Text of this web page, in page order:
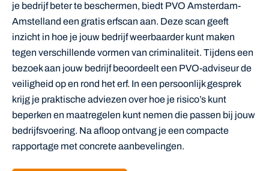
je bedrijf beter te beschermen, biedt PVO Amsterdam-
Amstelland een gratis erfscan aan. Deze scan geeft
inzicht in hoe je jouw bedrijf weerbaarder kunt maken
tegen verschillende vormen van criminaliteit. Tijdens een
bezoek aan jouw bedrijf beoordeelt een PVO-adviseur de
veiligheid op en rond het erf. In een persoonlijk gesprek
krijg je praktische adviezen over hoe je risico’s kunt
beperken en maatregelen kunt nemen die passen bij jouw
bedrijfsvoering. Na afloop ontvang je een compacte
rapportage met concrete aanbevelingen.